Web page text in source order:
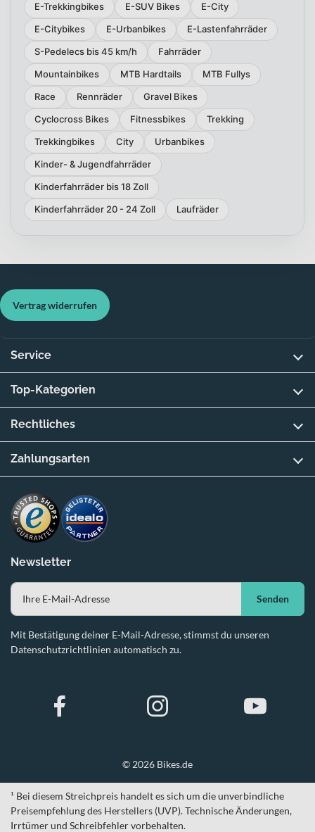
E-Trekkingbikes
E-SUV Bikes
E-City
E-Citybikes
E-Urbanbikes
E-Lastenfahrräder
S-Pedelecs bis 45 km/h
Fahrräder
Mountainbikes
MTB Hardtails
MTB Fullys
Race
Rennräder
Gravel Bikes
Cyclocross Bikes
Fitnessbikes
Trekking
Trekkingbikes
City
Urbanbikes
Kinder- & Jugendfahrräder
Kinderfahrräder bis 18 Zoll
Kinderfahrräder 20 - 24 Zoll
Laufräder
Newsletter
Senden
Mit Bestätigung deiner E-Mail-Adresse, stimmst du unseren
Datenschutzrichtlinien automatisch zu.
Vertrag widerrufen
Service
Top-Kategorien
Rechtliches
Zahlungsarten
© 2026 Bikes.de
¹ Bei diesem Streichpreis handelt es sich um die unverbindliche
Preisempfehlung des Herstellers (UVP). Technische Änderungen,
Irrtümer und Schreibfehler vorbehalten.